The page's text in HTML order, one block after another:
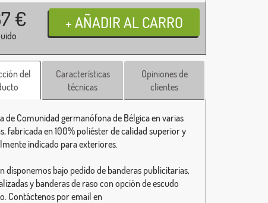
€
del
Características
técnicas
Opiniones de
clientes
de Comunidad germanófona de Bélgica en varias
fabricada en 100% poliéster de calidad superior y
indicado para exteriores.
disponemos bajo pedido de banderas publicitarias,
y banderas de raso con opción de escudo
Contáctenos por email en